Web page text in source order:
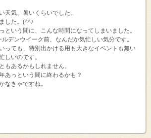
天気、暑いくらいでした。
した。(^^♪
という間に、こんな時間になってしまいました。
デンウイーク前、なんだか気忙しい気分です。
っても、特別出かける用も大きなイベントも無い
しいのです。
もあるかもしれません。
あっという間に終わるかも？
なきゃですね。